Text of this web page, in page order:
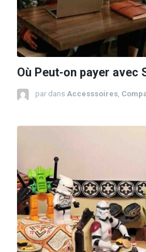
Où Peut-on payer avec
par dans Accesssoires